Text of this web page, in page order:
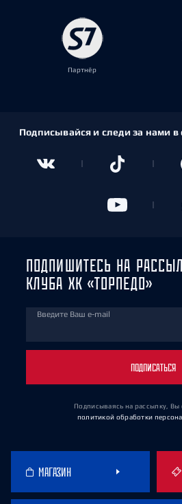
Партнёр
Подписывайся и следи за нами в
ПОДПИШИТЕСЬ НА
КЛУБА ХК «ТОРПЕДО»
Введите Ваш e-mail
ПОДПИСАТЬСЯ
Подписываясь на рассылку, Вы
политикой обработки
МАГАЗИН